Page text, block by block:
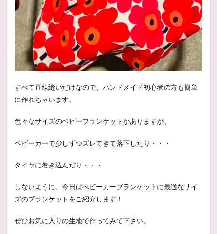
すべて直線縫いだけなので、ハンドメイド初心者の方も簡単
に作れちゃいます。
色々なサイズのベビーブランケットがありますが、
ベビーカーで少しずつズレてきて落下したり・・・
タイヤに巻き込んだり・・・
しないように、今日はべビーカーブランケットに最適なサイ
ズのブランケットをご紹介します！
ぜひお気に入りの生地で作ってみて下さい。